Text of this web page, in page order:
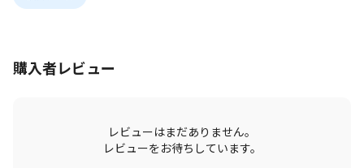
購入者レビュー
レビューはまだありません。
レビューをお待ちしています。